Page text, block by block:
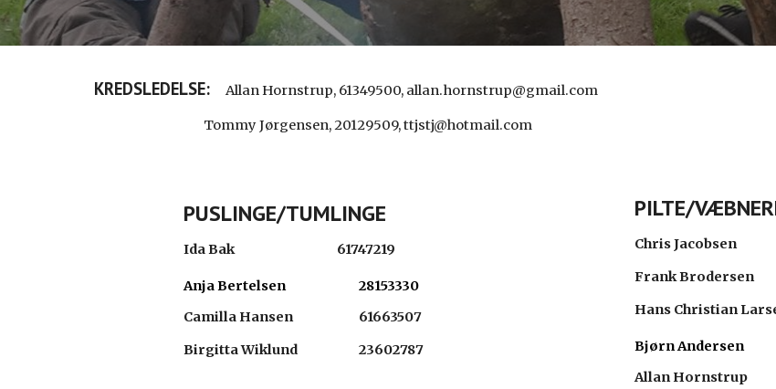
KREDSLEDELSE: Allan Hornstrup, 61349500, allan.hornstrup@gmail.com
Tommy Jørgensen, 20129509, ttjstj@hotmail.com
PUSLINGE/TUMLINGE
Ida Bak 61747219
Anja Bertelsen
28153330
Camilla Hansen
61663507
Birgitta Wiklund
23602787
PILTE/
Chris Jacobsen
Frank Brodersen
Hans Christian
Bjørn Andersen
Allan Hornstrup